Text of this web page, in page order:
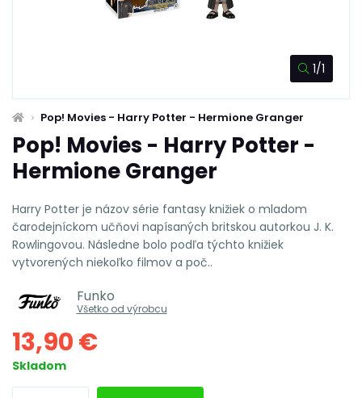
1/1
Pop! Movies - Harry Potter - Hermione Granger
Pop! Movies - Harry Potter -
Hermione Granger
Harry Potter je názov série fantasy knižiek o mladom
čarodejníckom učňovi napísaných britskou autorkou J. K.
Rowlingovou. Následne bolo podľa týchto knižiek
vytvorených niekoľko filmov a poč..
Funko
Všetko od výrobcu
13,90 €
Skladom